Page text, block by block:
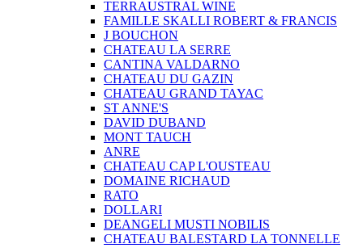
TERRAUSTRAL WINE
FAMILLE SKALLI ROBERT & FRANCIS
J BOUCHON
CHATEAU LA SERRE
CANTINA VALDARNO
CHATEAU DU GAZIN
CHATEAU GRAND TAYAC
ST ANNE'S
DAVID DUBAND
MONT TAUCH
ANRE
CHATEAU CAP L'OUSTEAU
DOMAINE RICHAUD
RATO
DOLLARI
DEANGELI MUSTI NOBILIS
CHATEAU BALESTARD LA TONNELLE